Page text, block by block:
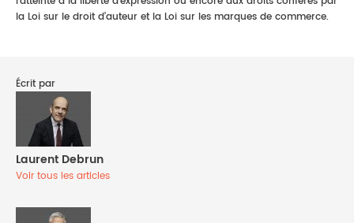
la Loi sur le droit d’auteur et la Loi sur les marques de commerce.
Écrit par
Laurent Debrun
Voir tous les articles